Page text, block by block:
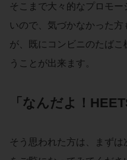
そこまで大々的なプロモ
いので、気づかなかった
が、既にコンビニのたば
うことが出来ます。
「なんだよ！
そう思われた方は、まず